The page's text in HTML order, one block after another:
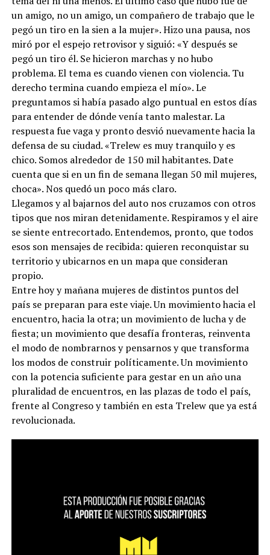
un amigo, no un amigo, un compañero de trabajo que le
pegó un tiro en la sien a la mujer». Hizo una pausa, nos
miró por el espejo retrovisor y siguió: «Y después se
pegó un tiro él. Se hicieron marchas y no hubo
problema. El tema es cuando vienen con violencia. Tu
derecho termina cuando empieza el mío». Le
preguntamos si había pasado algo puntual en estos días
para entender de dónde venía tanto malestar. La
respuesta fue vaga y pronto desvió nuevamente hacia la
defensa de su ciudad. «Trelew es muy tranquilo y es
chico. Somos alrededor de 150 mil habitantes. Date
cuenta que si en un fin de semana llegan 50 mil mujeres,
choca». Nos quedó un poco más claro.
Llegamos y al bajarnos del auto nos cruzamos con otros
tipos que nos miran detenidamente. Respiramos y el aire
se siente entrecortado. Entendemos, pronto, que todos
esos son mensajes de recibida: quieren reconquistar su
territorio y ubicarnos en un mapa que consideran
propio.
Entre hoy y mañana mujeres de distintos puntos del
país se preparan para este viaje. Un movimiento hacia el
encuentro, hacia la otra; un movimiento de lucha y de
fiesta; un movimiento que desafía fronteras, reinventa
el modo de nombrarnos y pensarnos y que transforma
los modos de construir políticamente. Un movimiento
con la potencia suficiente para gestar en un año una
pluralidad de encuentros, en las plazas de todo el país,
frente al Congreso y también en esta Trelew que ya está
revolucionada.